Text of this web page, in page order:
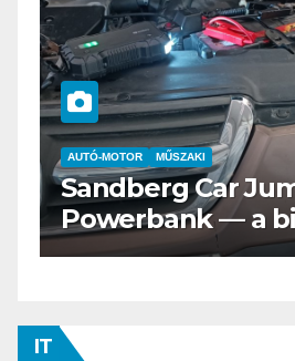
AUTÓ-MOTOR ELEKTROMOS
Az új Nissan LEAF
Tesztvilágra vár!
IT